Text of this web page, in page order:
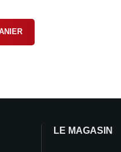
LE MAGASIN